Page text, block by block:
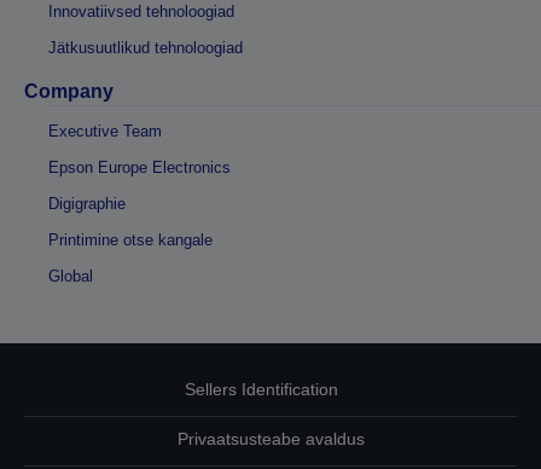
Innovatiivsed tehnoloogiad
Jätkusuutlikud tehnoloogiad
Company
Executive Team
Epson Europe Electronics
Digigraphie
Printimine otse kangale
Global
Sellers Identification
Privaatsusteabe avaldus